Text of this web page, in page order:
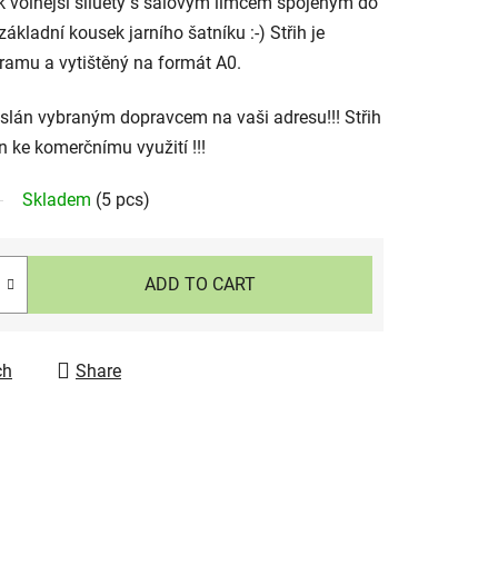
kousek jarního šatníku :-) Střih je
a vytištěný na formát A0.
vybraným dopravcem na vaši adresu!!! Střih
ke komerčnímu využití !!!
Skladem (5 pcs)
ADD TO CART
Share